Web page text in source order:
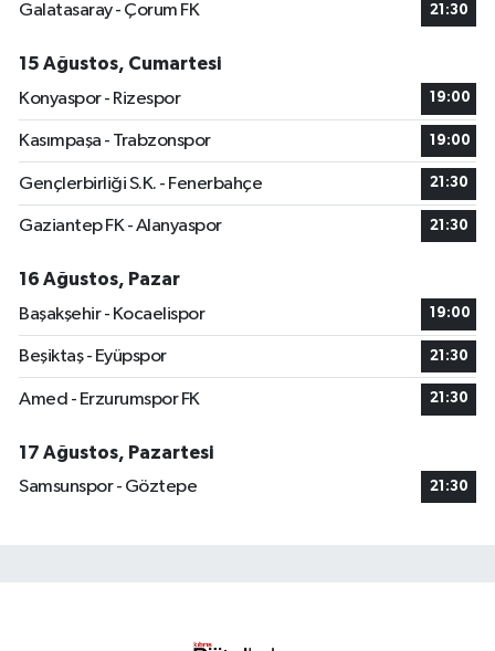
Galatasaray - Çorum FK
21:30
15 Ağustos, Cumartesi
Konyaspor - Rizespor
19:00
Kasımpaşa - Trabzonspor 19:00
Gençlerbirliği S.K. - Fenerbahçe 21:30
Gaziantep FK - Alanyaspor 21:30
16 Ağustos, Pazar
Başakşehir - Kocaelispor
19:00
Beşiktaş - Eyüpspor 21:30
Amed - Erzurumspor FK 21:30
17 Ağustos, Pazartesi
Samsunspor - Göztepe
21:30